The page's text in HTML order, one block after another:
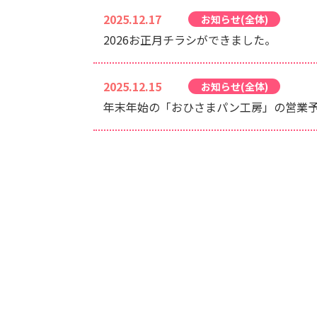
2025.12.17 お知らせ(全体)
2026お正月チラシができました。
2025.12.15 お知らせ(全体)
年末年始の「おひさまパン工房」の営業